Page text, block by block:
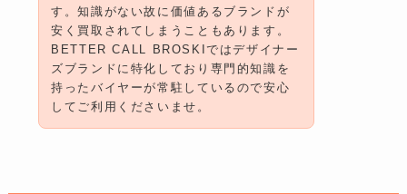
す。知識がない故に価値あるブランドが
安く買取されてしまうこともあります。
BETTER CALL BROSKIではデザイナー
ズブランドに特化しており専門的知識を
持ったバイヤーが常駐しているので安心
してご利用くださいませ。